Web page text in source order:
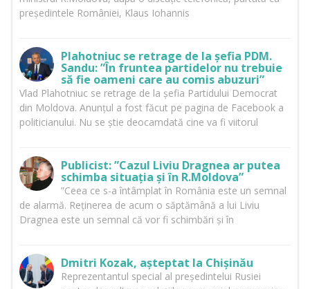
președintele României, Klaus Iohannis
Plahotniuc se retrage de la șefia PDM.
Sandu: ”În fruntea partidelor nu trebuie
să fie oameni care au comis abuzuri”
Vlad Plahotniuc se retrage de la șefia Partidului Democrat
din Moldova. Anunțul a fost făcut pe pagina de Facebook a
politicianului. Nu se știe deocamdată cine va fi viitorul
Publicist: ”Cazul Liviu Dragnea ar putea
schimba situația și în R.Moldova”
”Ceea ce s-a întâmplat în România este un semnal
de alarmă. Reținerea de acum o săptămână a lui Liviu
Dragnea este un semnal că vor fi schimbări și în
Dmitri Kozak, așteptat la Chișinău
Reprezentantul special al președintelui Rusiei